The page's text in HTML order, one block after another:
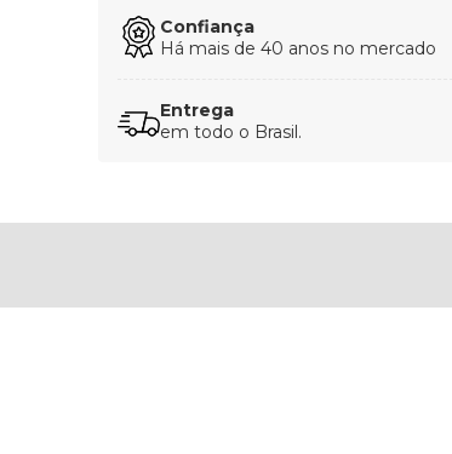
Confiança
Há mais de 40 anos no mercado
Entrega
em todo o Brasil.